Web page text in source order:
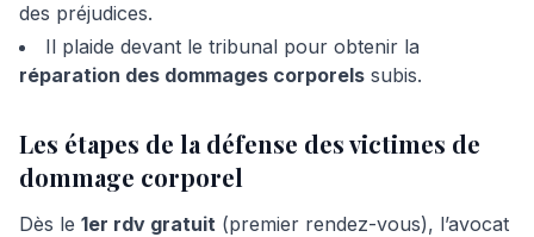
des préjudices.
Il plaide devant le tribunal pour obtenir la
réparation des dommages corporels subis.
Les étapes de la défense des victimes de
dommage corporel
Dès le 1er rdv gratuit (premier rendez-vous), l’avocat